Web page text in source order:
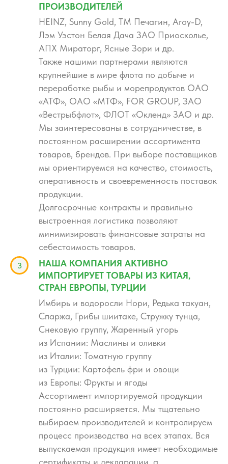
ПРОИЗВОДИТЕЛЕЙ
HEINZ, Sunny Gold, ТМ Печагин, Aroy-D,
Лэм Уэстон Белая Дача ЗАО Приосколье,
АПХ Мираторг, Ясные Зори и др.
Также нашими партнерами являются
крупнейшие в мире флота по добыче и
переработке рыбы и морепродуктов ОАО
«АТФ», ОАО «МТФ», FOR GROUP, ЗАО
«Вестрыбфлот», ФЛОТ «Окленд» ЗАО и др.
Мы заинтересованы в сотрудничестве, в
постоянном расширении ассортимента
товаров, брендов. При выборе поставщиков
мы ориентируемся на качество, стоимость,
оперативность и своевременность поставок
продукции.
Долгосрочные контракты и правильно
выстроенная логистика позволяют
минимизировать финансовые затраты на
себестоимость товаров.
НАША КОМПАНИЯ АКТИВНО
ИМПОРТИРУЕТ ТОВАРЫ ИЗ КИТАЯ,
СТРАН ЕВРОПЫ, ТУРЦИИ
Имбирь и водоросли Нори, Редька такуан,
Спаржа, Грибы шиитаке, Стружку тунца,
Снековую группу, Жаренный угорь
из Испании: Маслины и оливки
из Италии: Томатную группу
из Турции: Картофель фри и овощи
из Европы: Фрукты и ягоды
Ассортимент импортируемой продукции
постоянно расширяется. Мы тщательно
выбираем производителей и контролируем
процесс производства на всех этапах. Вся
выпускаемая продукция имеет необходимые
сертификаты и декларации, а